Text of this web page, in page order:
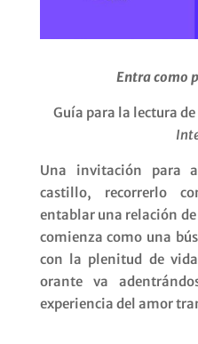
Entra como
Guía para la lectura de
Una invitación para
castillo, recorrerlo
entablar una relación
comienza como una
con la plenitud de
orante va
experiencia del amor